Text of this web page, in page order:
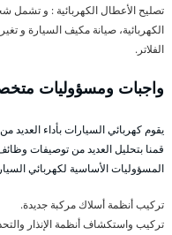
تصليح الأعطال الكهربائية : و تشمل
الكهربائية، صيانة مكيف السيارة و
الفلاتر.
واجبات ومسؤوليات
يقوم كهربائي السيارات بأداء
قمنا بتحليل العديد من توصيفات
المسؤوليات الأساسية لكهربائي
تركيب أنظمة أسلاك مركبة جديدة.
تركيب واستكشاف أنظمة الإنذار